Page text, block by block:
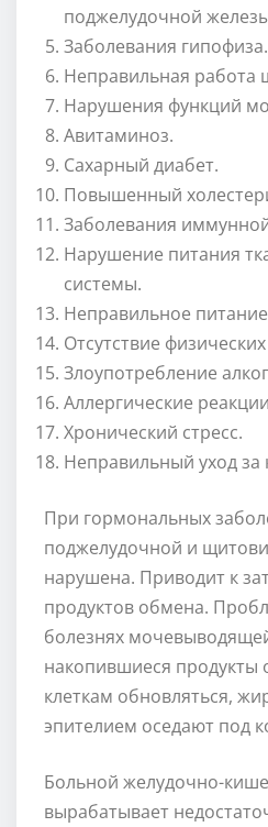
поджелудочной
Заболевания гипофиза.
Неправильная работа
Нарушения функций
Авитаминоз.
Сахарный диабет.
Повышенный
Заболевания
Нарушение питания
системы.
Неправильное
Отсутствие
Злоупотребление
Аллергические
Хронический стресс.
Неправильный уход за
При гормональных
поджелудочной и
нарушена. Приводит к
продуктов обмена.
болезнях
накопившиеся продукты
клеткам обновляться,
эпителием оседают под
Больной желудочно-
вырабатывает